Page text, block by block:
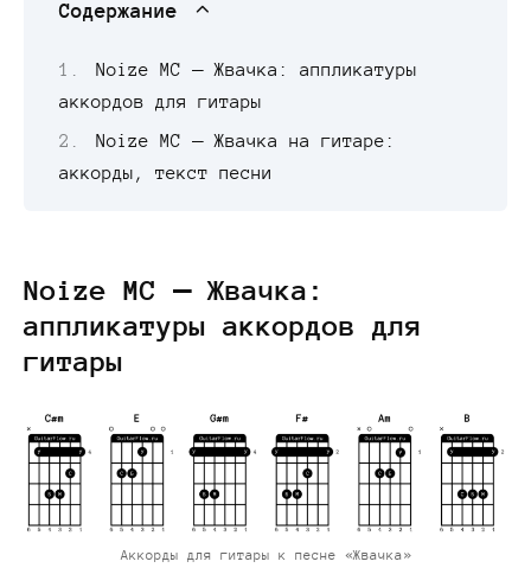
Содержание
Noize MC — Жвачка: аппликатуры
аккордов для гитары
Noize MC — Жвачка на гитаре:
аккорды, текст песни
Noize MC — Жвачка:
аппликатуры аккордов для
гитары
Аккорды для гитары к песне «Жвачка»